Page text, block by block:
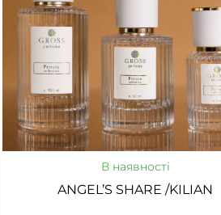
В наявності
ANGEL’S SHARE /KILIAN